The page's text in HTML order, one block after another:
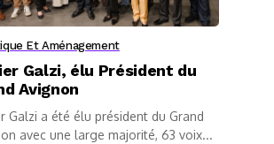
Et Aménagement
Galzi, élu Président du
Avignon
Galzi a été élu président du Grand
avec une large majorité, 63 voix...